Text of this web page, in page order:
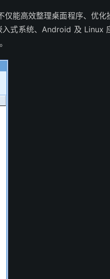
仅能高效整理桌面程序、优化
式系统、Android 及 Linux